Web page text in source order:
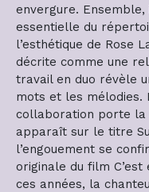
envergure.
essentielle du
l’esthétique de Rose
décrite comme une
travail en duo révèle
mots et les mélodies.
collaboration porte la
apparaît sur le titre
l’engouement se
originale du film C’est
ces années, la